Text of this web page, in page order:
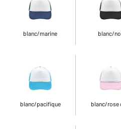
blanc/marine blanc/
blanc/pacifique blanc/rose